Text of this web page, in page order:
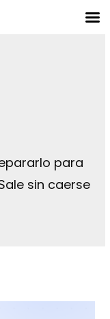
para
sin caerse